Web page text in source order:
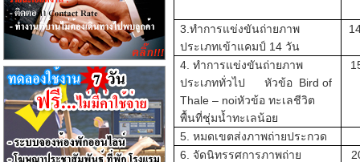
3.ทำการแข่งขันถ่ายภาพ
ประเภทเข้าแคมป์ 14 วัน
4. ทำการแข่งขันถ่ายภาพ
ประเภททั่วไป หัวข้อ Bird of
Thale – noiหัวข้อ ทะเลชีวิต
พื้นที่ชุ่มน้ำทะเลน้อย
5. หมดเขตส่งภาพถ่ายประกวด
6. จัดนิทรรศการภาพถ่าย